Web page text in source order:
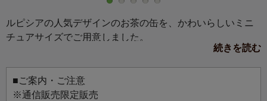
ルピシアの人気デザインのお茶の缶を、かわいらしいミニ
チュアサイズでご用意しました。
マグネットか缶バッジ、お好きな仕様を選んでお使いいた
だけます。
お気に入りのバッグにつけて、マグネットボードに飾っ
て、お好みのスタイルでお楽しみください。
続きを読む
■ご案内・ご注意
※通信販売限定販売